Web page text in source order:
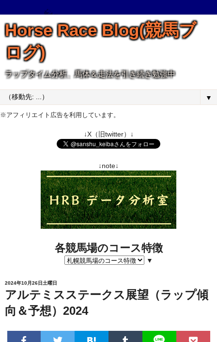
Horse Race Blog(競馬ブ
ログ)
ラップタイム分析、馬体＆走法を引き続き勉強中
▼
※アフィリエイト広告を利用しています。
↓X（旧twitter）↓
↓note↓
各競馬場のコース特徴
▼
2024年10月26日土曜日
アルテミスステークス展望（ラップ傾
向＆予想）2024